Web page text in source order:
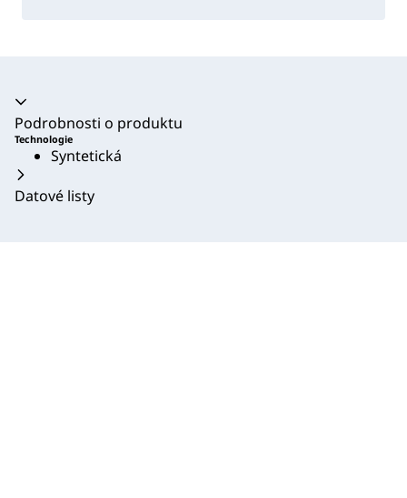
Akordeon se zhroutil
Podrobnosti o produktu
Technologie
Syntetická
Datové listy